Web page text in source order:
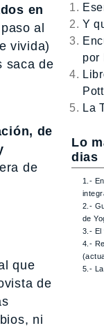
en
al
vivida)
saca de
de
de
que
de
ni
Y
por
La
Lo
dias
1.-
2.-
de
3.- El
4.-
5.-